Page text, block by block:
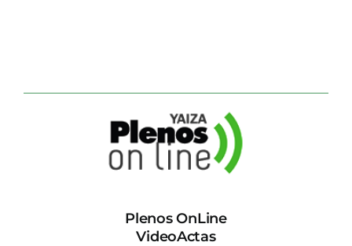
Plenos OnLine
VideoActas